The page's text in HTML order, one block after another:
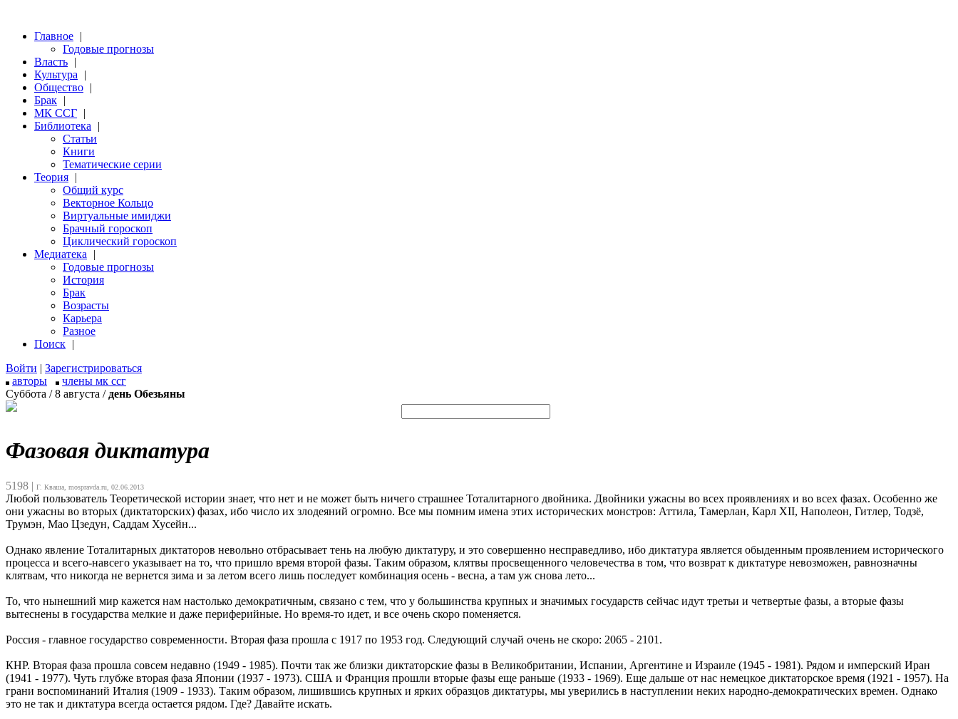
Главное |
Годовые прогнозы
Власть |
Культура
|
Общество |
Брак |
МК ССГ |
Библиотека
|
Статьи
Книги
Тематические серии
Теория |
Общий курс
Векторное Кольцо
Виртуальные имиджи
Брачный гороскоп
Циклический гороскоп
Медиатека
|
Годовые прогнозы
История
Брак
Возрасты
Карьера
Разное
Поиск |
Войти | Зарегистрироваться
авторы
члены мк ссг
Суббота / 8 августа / день Обезьяны
Фазовая диктатура
5198 | Г. Кваша, mospravda.ru, 02.06.2013
Любой пользователь Теоретической истории знает, что нет и не может быть ничего страшнее Тоталитарного двойника. Двойники ужасны во всех проявлениях и во всех фазах. Особенно же
они ужасны во вторых (диктаторских) фазах, ибо число их злодеяний огромно. Все мы помним имена этих исторических монстров: Аттила, Тамерлан, Карл XII, Наполеон, Гитлер, Тодзё,
Трумэн, Мао Цзедун, Саддам Хусейн...
Однако явление Тоталитарных диктаторов невольно отбрасывает тень на любую диктатуру, и это совершенно несправедливо, ибо диктатура является обыденным проявлением исторического
процесса и всего-навсего указывает на то, что пришло время второй фазы. Таким образом, клятвы просвещенного человечества в том, что возврат к диктатуре невозможен, равнозначны
клятвам, что никогда не вернется зима и за летом всего лишь последует комбинация осень - весна, а там уж снова лето...
То, что нынешний мир кажется нам настолько демократичным, связано с тем, что у большинства крупных и значимых государств сейчас идут третьи и четвертые фазы, а вторые фазы
вытеснены в государства мелкие и даже периферийные. Но время-то идет, и все очень скоро поменяется.
Россия - главное государство современности. Вторая фаза прошла с 1917 по 1953 год. Следующий случай очень не скоро: 2065 - 2101.
КНР. Вторая фаза прошла совсем недавно (1949 - 1985). Почти так же близки диктаторские фазы в Великобритании, Испании, Аргентине и Израиле (1945 - 1981). Рядом и имперский Иран
(1941 - 1977). Чуть глубже вторая фаза Японии (1937 - 1973). США и Франция прошли вторые фазы еще раньше (1933 - 1969). Еще дальше от нас немецкое диктаторское время (1921 - 1957). На
грани воспоминаний Италия (1909 - 1933). Таким образом, лишившись крупных и ярких образцов диктатуры, мы уверились в наступлении неких народно-демократических времен. Однако
это не так и диктатура всегда остается рядом. Где? Давайте искать.